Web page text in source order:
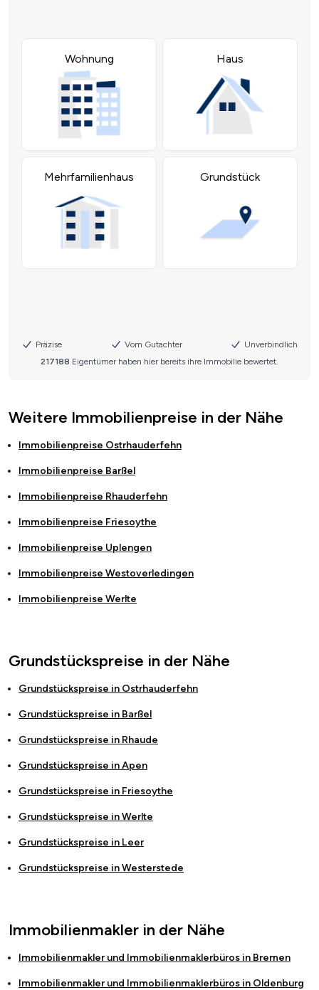
Weitere Immobilienpreise in der Nähe
Immobilienpreise Ostrhauderfehn
Immobilienpreise Barßel
Immobilienpreise Rhauderfehn
Immobilienpreise Friesoythe
Immobilienpreise Uplengen
Immobilienpreise Westoverledingen
Immobilienpreise Werlte
Grundstückspreise in der Nähe
Grundstückspreise in Ostrhauderfehn
Grundstückspreise in Barßel
Grundstückspreise in Rhaude
Grundstückspreise inApen
Grundstückspreise in Friesoythe
Grundstückspreise inWerlte
Grundstückspreise in Leer
Grundstückspreise inWesterstede
Immobilienmakler in der Nähe
Immobilienmakler und Immobilienmaklerbüros in Bremen
Immobilienmakler und Immobilienmaklerbüros in Oldenburg